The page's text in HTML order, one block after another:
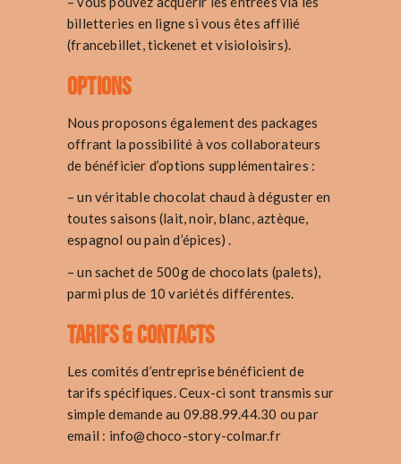
billetteries en ligne si vous êtes affilié
(francebillet, tickenet et visioloisirs).
Options
Nous proposons également des packages
offrant la possibilité à vos collaborateurs
de bénéficier d’options supplémentaires :
– un véritable chocolat chaud à déguster en
toutes saisons (lait, noir, blanc, aztèque,
espagnol ou pain d’épices) .
– un sachet de 500g de chocolats (palets),
parmi plus de 10 variétés différentes.
Tarifs & contacts
Les comités d’entreprise bénéficient de
tarifs spécifiques. Ceux-ci sont transmis sur
simple demande au 09.88.99.44.30 ou par
email : info@choco-story-colmar.fr